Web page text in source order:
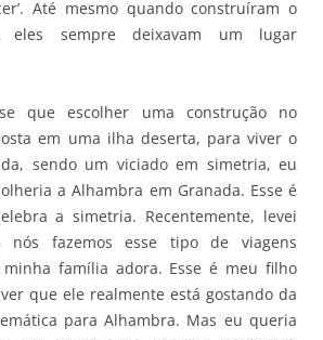
Até mesmo quando construíram o
eles sempre deixavam um lugar
que escolher uma construção no
em uma ilha deserta, para viver o
sendo um viciado em simetria, eu
a Alhambra em Granada. Esse é
a simetria. Recentemente, levei
fazemos esse tipo de viagens
minha família adora. Esse é meu filho
que ele realmente está gostando da
para Alhambra. Mas eu queria